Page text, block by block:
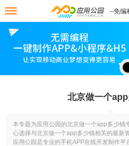
--免编
北京做一个
本专题为应用公园的北京做一个app多少钱
心选择与北京做一个app多少钱相关的最新资
应用公园是专业的手机APP在线开发制作平